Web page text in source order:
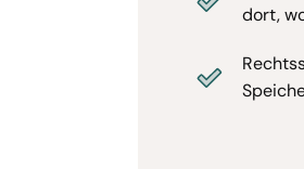
dort,